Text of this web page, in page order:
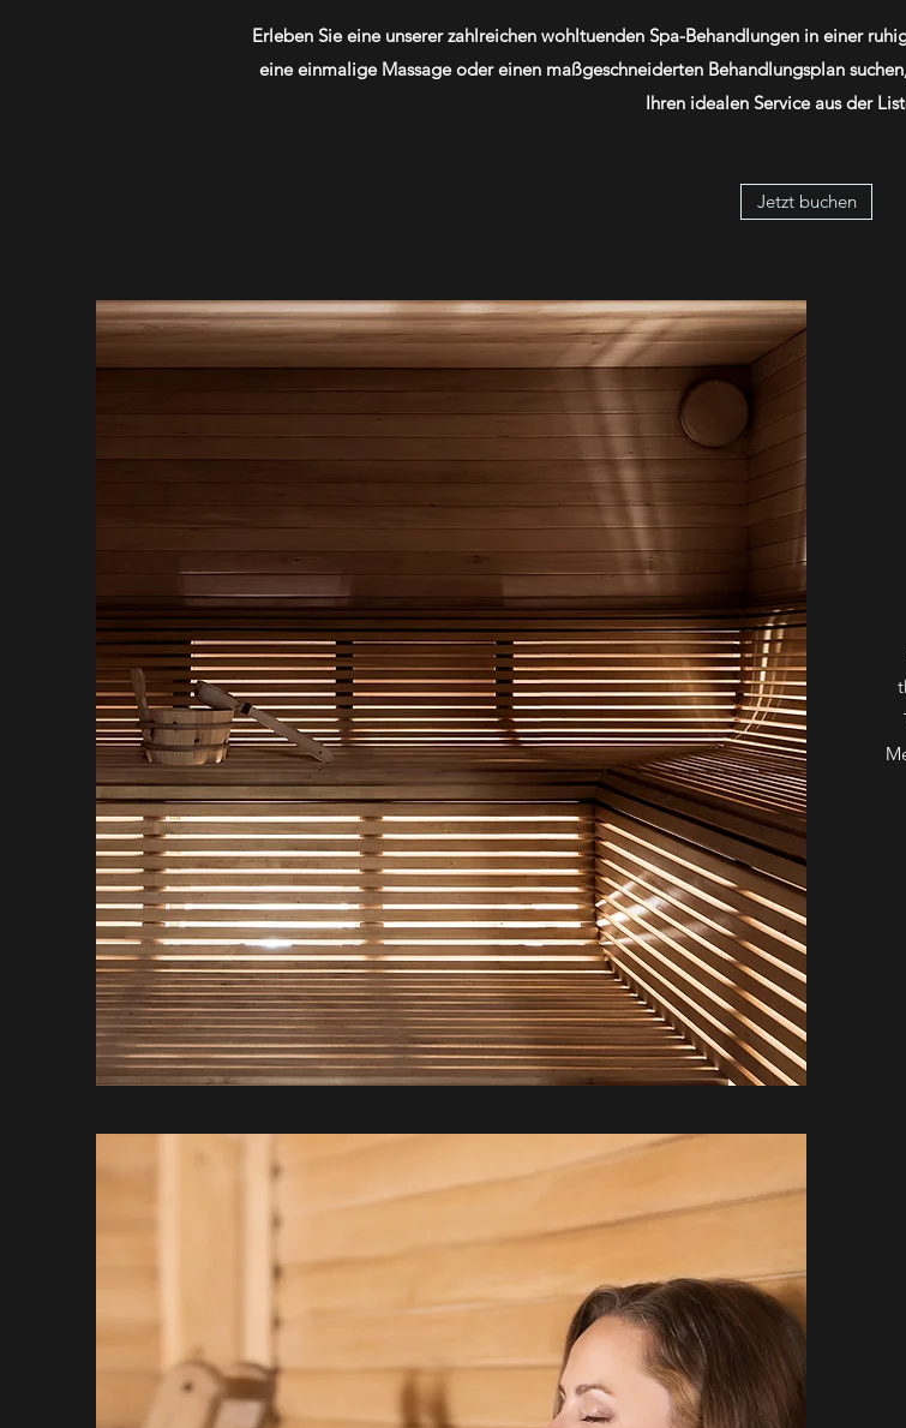
Erleben Sie eine unserer zahlreichen wohltuenden Spa-Behandlungen in einer
eine einmalige Massage oder einen maßgeschneiderten Behandlungsplan
Ihren idealen Service aus der
Jetzt buchen